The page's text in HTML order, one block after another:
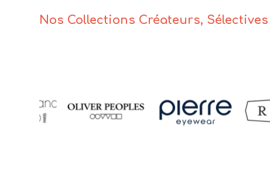
Nos Collections Créateurs,